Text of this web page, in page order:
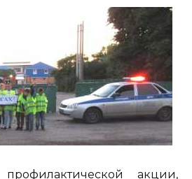
профилактической акции,